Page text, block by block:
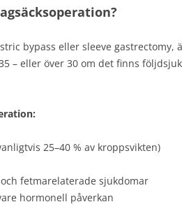
bypass eller sleeve gastrectomy,
– eller över 30 om det finns
25–40 % av kroppsvikten)
fetmarelaterade sjukdomar
hormonell påverkan